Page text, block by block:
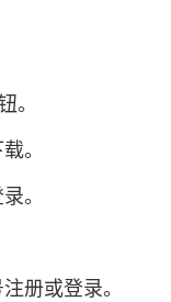
。
。
。
册或登录。